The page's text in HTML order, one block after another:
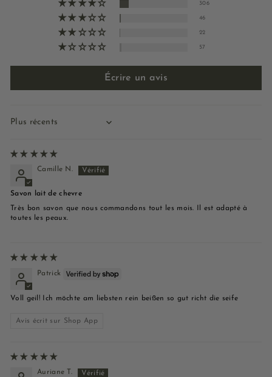
306
46
22
57
Écrire un avis
Sort by
Camille N.
Savon lait de chevre
Très bon savon que nous commandons tout les mois. Il est adapté à
toutes les peaux.
Patrick
Voll geil! Ich möchte am liebsten rein beißen so gut richt die seife
Avis écrit sur Shop App
Auriane T.